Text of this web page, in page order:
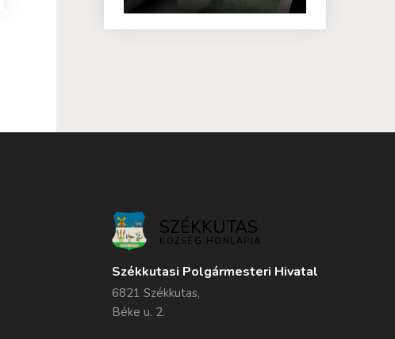
SZÉKKUTAS
KÖZSÉG HONLAPJA
Székkutasi Polgármesteri Hivatal
6821 Székkutas,
Béke u. 2.